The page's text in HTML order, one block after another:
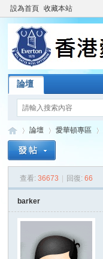
設為首頁 收藏本站
論壇
»
論壇
›
愛華頓專區
›
查看: 36673 回復: 66
barker